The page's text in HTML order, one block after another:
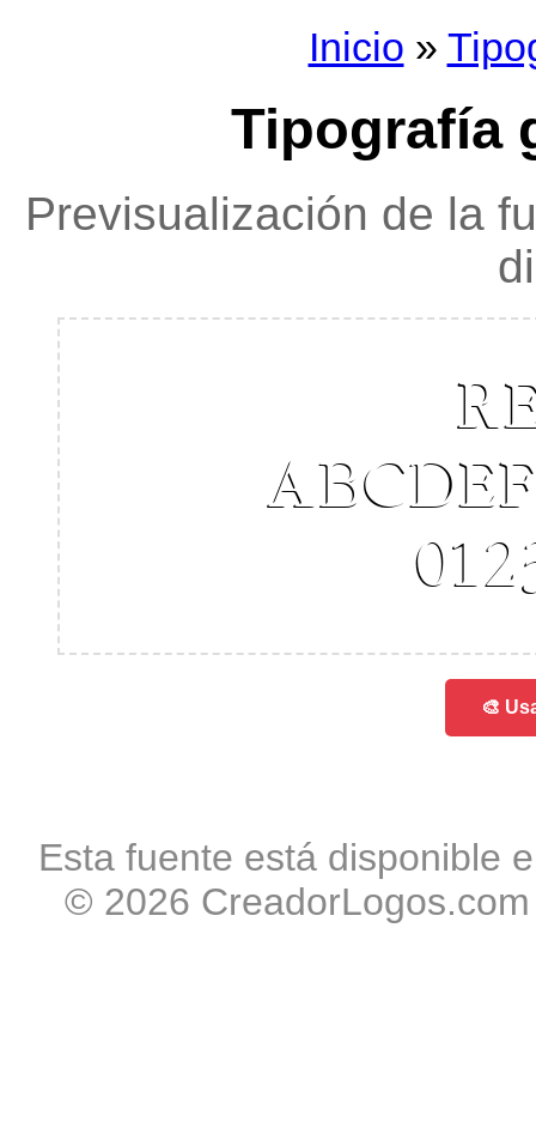
Inicio »
Tipografía
Previsualización de la
🎨
Esta fuente está disponible
© 2026